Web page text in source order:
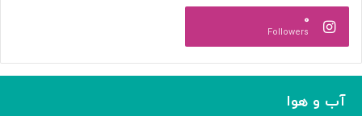
ه‌
ی
۰
Followers
آب و هوا